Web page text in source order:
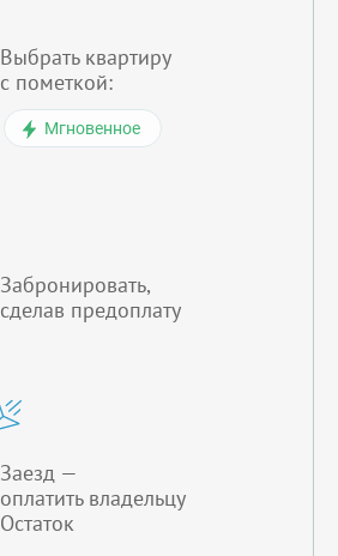
Выбрать квартиру
с пометкой:
Мгновенное
Забронировать,
сделав предоплату
Заезд —
оплатить владельцу
Остаток